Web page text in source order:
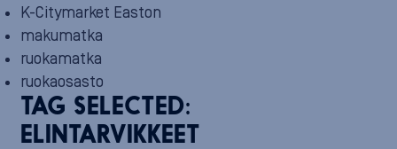
K-Citymarket Easton
makumatka
ruokamatka
ruokaosasto
TAG SELECTED:
ELINTARVIKKEET